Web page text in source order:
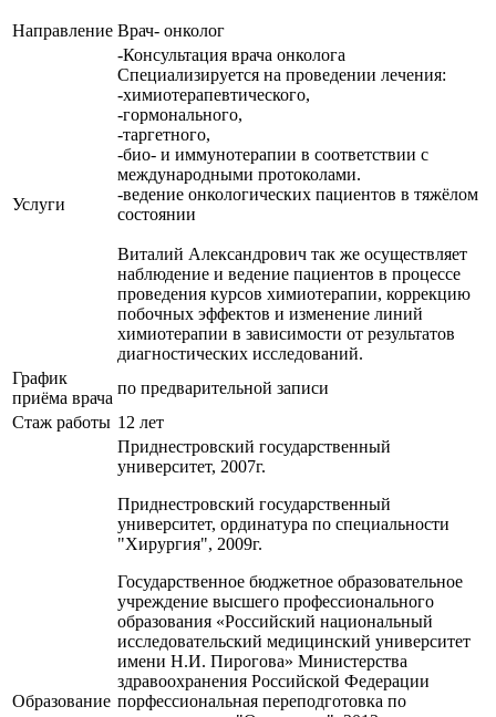
Направление Врач- онколог
Услуги
-Консультация врача онколога
Специализируется на проведении лечения:
-химиотерапевтического,
-гормонального,
-таргетного,
-био- и иммунотерапии в соответствии с
международными протоколами.
-ведение онкологических пациентов в тяжёлом
состоянии
Виталий Александрович так же осуществляет
наблюдение и ведение пациентов в процессе
проведения курсов химиотерапии, коррекцию
побочных эффектов и изменение линий
химиотерапии в зависимости от результатов
диагностических исследований.
График
приёма врача
по предварительной записи
Стаж работы 12 лет
Образование
Приднестровский государственный
университет, 2007г.
Приднестровский государственный
университет, ординатура по специальности
"Хирургия", 2009г.
Государственное бюджетное образовательное
учреждение высшего профессионального
образования «Российский национальный
исследовательский медицинский университет
имени Н.И. Пирогова» Министерства
здравоохранения Российской Федерации
порфессиональная переподготовка по